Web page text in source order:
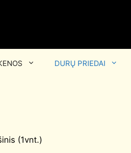
DURŲ PRIEDAI
(1vnt.)